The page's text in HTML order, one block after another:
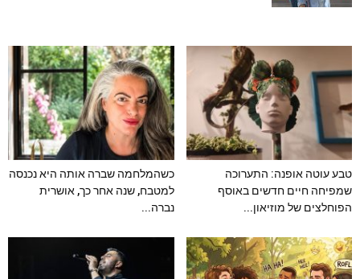
טבע עוטה אופנה: התערוכה
שמפיחה חיים חדשים באוסף
הפוחלצים של מוזיאון...
כשהמלחמה שברה אותה היא נכנסה
למטבח, שנה אחר כך, אושרית
נברה...